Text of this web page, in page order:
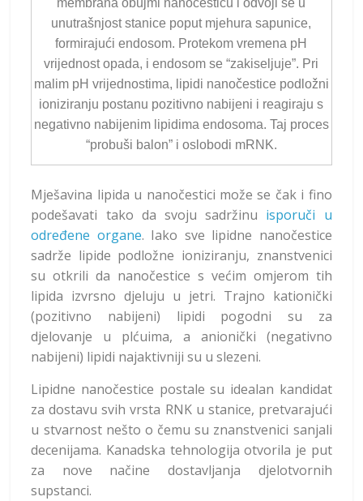
unutrašnjost stanice poput mjehura sapunice,
formirajući endosom. Protekom vremena pH
vrijednost opada, i endosom se “zakiseljuje”. Pri
malim pH vrijednostima, lipidi nanočestice podložni
ioniziranju postanu pozitivno nabijeni i reagiraju s
negativno nabijenim lipidima endosoma. Taj proces
“probuši balon” i oslobodi mRNK.
Mješavina lipida u nanočestici može se čak i fino
podešavati tako da svoju sadržinu isporuči u
određene organe. Iako sve lipidne nanočestice
sadrže lipide podložne ioniziranju, znanstvenici
su otkrili da nanočestice s većim omjerom tih
lipida izvrsno djeluju u jetri. Trajno kationički
(pozitivno nabijeni) lipidi pogodni su za
djelovanje u plćuima, a anionički (negativno
nabijeni) lipidi najaktivniji su u slezeni.
Lipidne nanočestice postale su idealan kandidat
za dostavu svih vrsta RNK u stanice, pretvarajući
u stvarnost nešto o čemu su znanstvenici sanjali
decenijama. Kanadska tehnologija otvorila je put
za nove načine dostavljanja djelotvornih
supstanci.